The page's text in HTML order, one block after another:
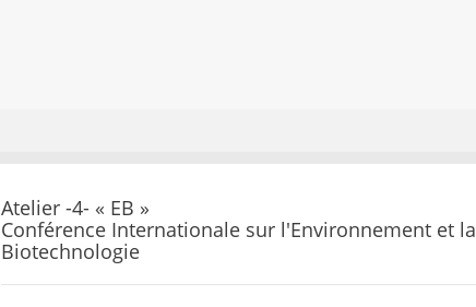
Atelier -4- « EB »
Conférence Internationale sur l'Environnement et la
Biotechnologie